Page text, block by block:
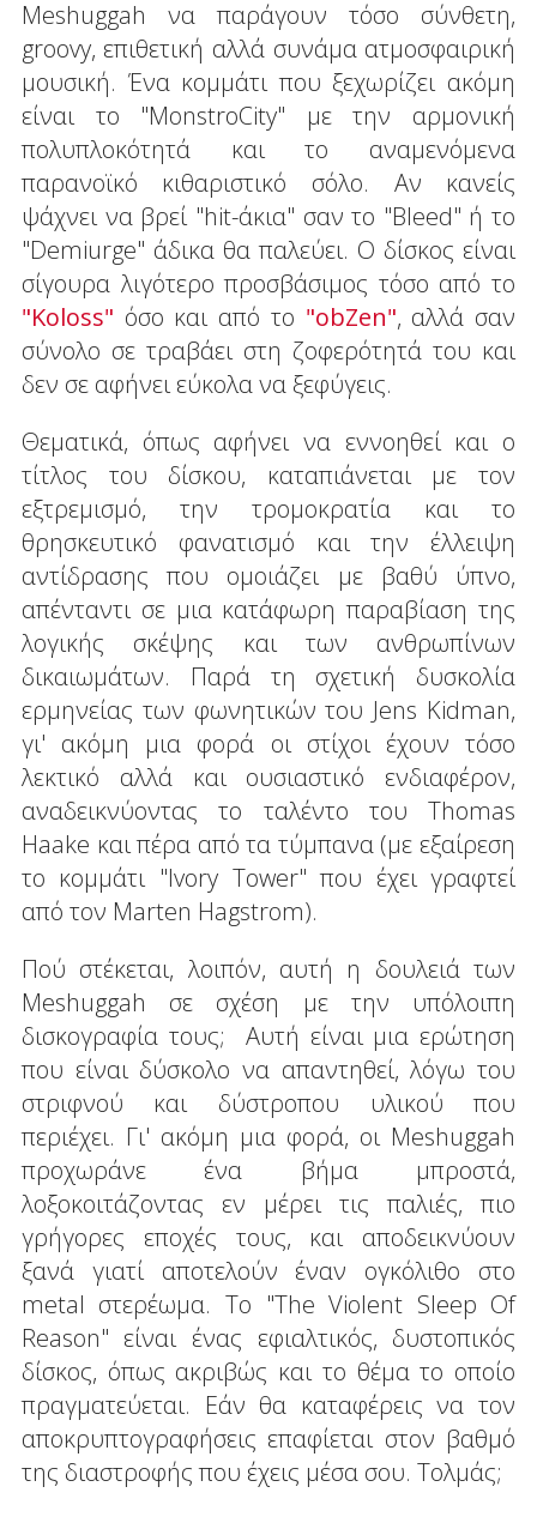
Meshuggah να παράγουν τόσο σύνθετη,
groovy, επιθετική αλλά συνάμα ατμοσφαιρική
μουσική. Ένα κομμάτι που ξεχωρίζει ακόμη
είναι το "ΜοnstroCity" με την αρμονική
πολυπλοκότητά και το αναμενόμενα
παρανοϊκό κιθαριστικό σόλο. Αν κανείς
ψάχνει να βρεί "hit-άκια" σαν το "Bleed" ή το
"Demiurge" άδικα θα παλεύει. Ο δίσκος είναι
σίγουρα λιγότερο προσβάσιμος τόσο από το
"Koloss" όσο και από το "obZen", αλλά σαν
σύνολο σε τραβάει στη ζοφερότητά του και
δεν σε αφήνει εύκολα να ξεφύγεις.
Θεματικά, όπως αφήνει να εννοηθεί και ο
τίτλος του δίσκου, καταπιάνεται με τον
εξτρεμισμό, την τρομοκρατία και το
θρησκευτικό φανατισμό και την έλλειψη
αντίδρασης που ομοιάζει με βαθύ ύπνο,
απένταντι σε μια κατάφωρη παραβίαση της
λογικής σκέψης και των ανθρωπίνων
δικαιωμάτων. Παρά τη σχετική δυσκολία
ερμηνείας των φωνητικών του Jens Kidman,
γι' ακόμη μια φορά οι στίχοι έχουν τόσο
λεκτικό αλλά και ουσιαστικό ενδιαφέρον,
αναδεικνύοντας το ταλέντο του Thomas
Haake και πέρα από τα τύμπανα (με εξαίρεση
το κομμάτι "Ιvory Tower" που έχει γραφτεί
από τον Marten Hagstrom).
Πού στέκεται, λοιπόν, αυτή η δουλειά των
Meshuggah σε σχέση με την υπόλοιπη
δισκογραφία τους; Αυτή είναι μια ερώτηση
που είναι δύσκολο να απαντηθεί, λόγω του
στριφνού και δύστροπου υλικού που
περιέχει. Γι' ακόμη μια φορά, οι Meshuggah
προχωράνε ένα βήμα μπροστά,
λοξοκοιτάζοντας εν μέρει τις παλιές, πιο
γρήγορες εποχές τους, και αποδεικνύουν
ξανά γιατί αποτελούν έναν ογκόλιθο στο
metal στερέωμα. To "Τhe Violent Sleep Of
Reason" είναι ένας εφιαλτικός, δυστοπικός
δίσκος, όπως ακριβώς και το θέμα το οποίο
πραγματεύεται. Εάν θα καταφέρεις να τον
αποκρυπτογραφήσεις επαφίεται στον βαθμό
της διαστροφής που έχεις μέσα σου. Τολμάς;